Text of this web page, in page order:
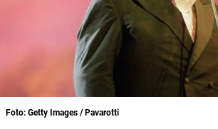
Foto: Getty Images / Pavarotti